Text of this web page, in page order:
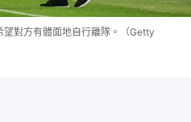
對方有體面地自行離隊。（Getty